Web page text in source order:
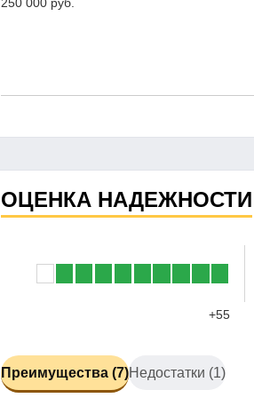
ОЦЕНКА НАДЕЖНОСТИ
+55
Преимущества (7)Недостатки (1)